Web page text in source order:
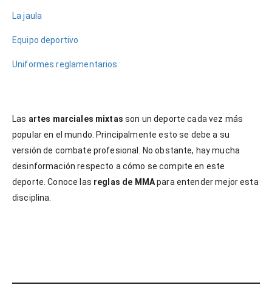
La jaula
Equipo deportivo
Uniformes reglamentarios
Las artes marciales mixtas son un deporte cada vez más
popular en el mundo. Principalmente esto se debe a su
versión de combate profesional. No obstante, hay mucha
desinformación respecto a cómo se compite en este
deporte. Conoce las reglas de MMApara entender mejor esta
disciplina.